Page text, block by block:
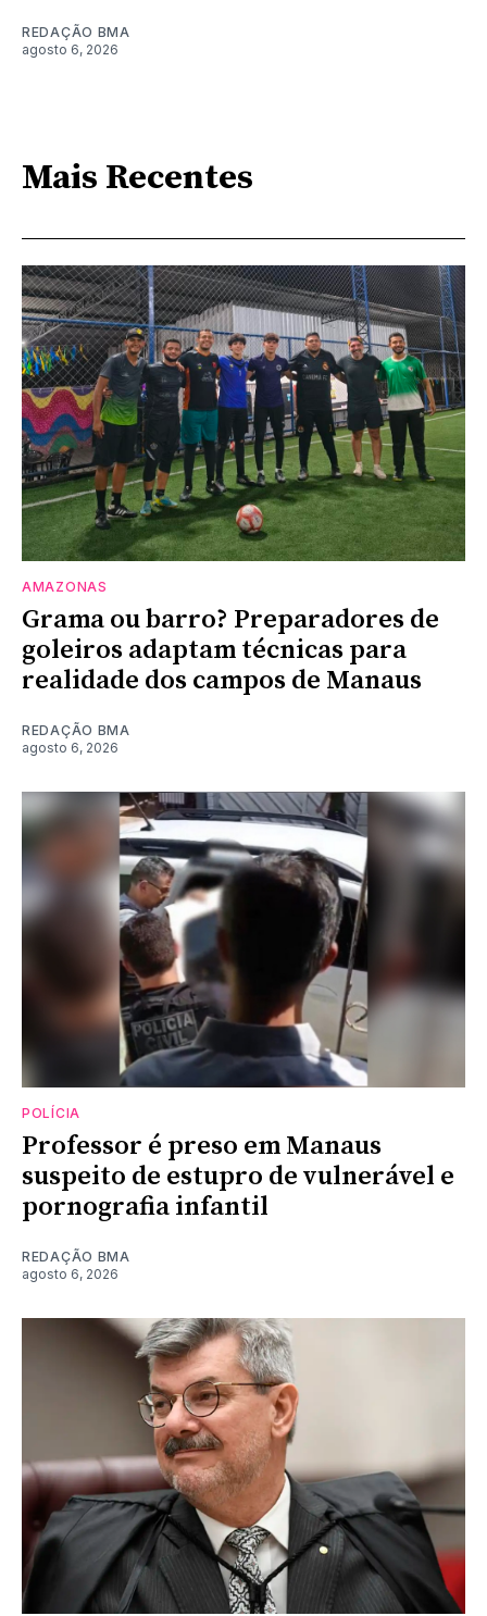
REDAÇÃO BMA
agosto 6, 2026
Mais Recentes
AMAZONAS
Grama ou barro? Preparadores de
goleiros adaptam técnicas para
realidade dos campos de Manaus
REDAÇÃO BMA
agosto 6, 2026
POLÍCIA
Professor é preso em Manaus
suspeito de estupro de vulnerável e
pornografia infantil
REDAÇÃO BMA
agosto 6, 2026